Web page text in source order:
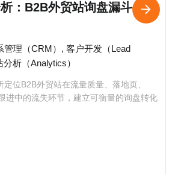
：B2B外贸站询盘漏斗与流
管理（CRM）, 客户开发（Lead
析（Analytics）
位B2B外贸站在流量质量、落地页、
进中的流失环节，建立可衡量的询盘转化